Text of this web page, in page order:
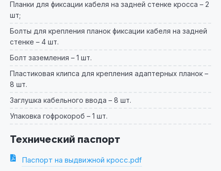
Планки для фиксации кабеля на задней стенке кросса – 2
шт;
Болты для крепления планок фиксации кабеля на задней
стенке – 4 шт.
Болт заземления – 1 шт.
Пластиковая клипса для крепления адаптерных планок –
8 шт.
Заглушка кабельного ввода – 8 шт.
Упаковка гофрокороб – 1 шт.
Технический паспорт
Паспорт на выдвижной кросс.pdf